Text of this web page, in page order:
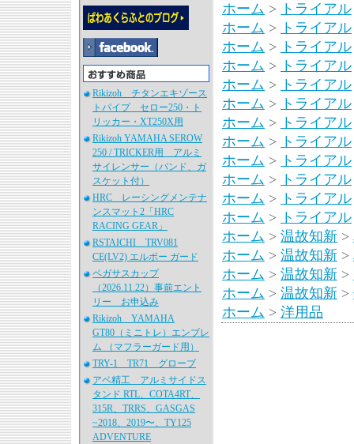
Rikizoh チタンエキゾース
トパイプ セロー250・ト
リッカー・XT250X用
Rikizoh YAMAHA SEROW
250 / TRICKER用 アルミ
サイレンサー（バンド、ガ
スケット付）
HRC レーシングメンテナ
ンスマット2「HRC
RACING GEAR」
RSTAICHI TRV081
CE(LV2) エルボー ガード
ペガサスカップ
（2026.11.22）事前エント
リー お申込み
Rikizoh YAMAHA
GT80（ミニトレ）エンブレ
ム （マフラーガード用）
TRY-1 TR71 グローブ
アベ精工 アルミサイドス
タンド RTL、COTA4RT、
315R、TRRS、GASGAS
~2018、2019〜、TY125
ADVENTURE
ホーム > トライアル
ホーム > トライアル
ホーム > トライアル
ホーム > トライアル
ホーム > トライアル
ホーム > トライアル
ホーム > トライアル
ホーム > トライアル
ホーム > トライアル
ホーム > トライアル
ホーム > トライアル
ホーム > トライアル
ホーム > 温故知新 >
ホーム > 温故知新 >
ホーム > 温故知新 >
ホーム > 温故知新 >
ホーム > 洋用品